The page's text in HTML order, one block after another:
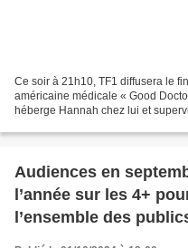
Ce soir à 21h10, TF1 diffusera le
américaine médicale « Good
héberge Hannah chez lui et
Audiences en
l’année sur les 4+
l’ensemble des